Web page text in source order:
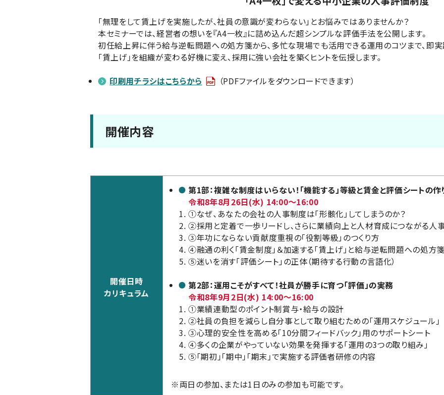
「無理をして賃上げを実施したが、社員の意識が変わらない」とお悩みではありませんか？
本セミナーでは、経営者の想いを『A4一枚』に詰め込んだ超シンプルな評価手法を公開します。
初任給上昇に伴う給与逆転問題への処方箋から、多忙な現場でも活用できる運用のコツまで、即実
「賃上げ」を組織が変わる好機に変え、採用に強い会社を築くヒントを伝授します。
印刷用チラシはこちらから
（PDFファイルをダウンロードできます）
開催内容
開催日時
カリキュラム
第1部：複雑な制度はいらない！「機能する」等級と賃金と評価シートの作
令和8年8月26日(水) 14:00～16:00
①なぜ、あなたの会社の人事制度は「形骸化」してしまうのか？
②採用と定着で一歩リードし、さらに業績向上と人材育成につながる人
③年功にならない貢献度重視の「役割等級」のつくり方
④融通の利く「賃金制度」＆加速する「賃上げ」と給与逆転問題への処方箋
⑤迷いを消す「評価シート」の正体（期待する行動の言語化）
第2部：運用こそがすべて！社員が勝手に育つ「評価」の実務
令和8年9月2日(水) 14:00～16:00
①業績連動型のポイント制賞与・給与の設計
②社員の負担を減らし自分事として取り組むための「運用スケジュール」
③心理的安全性を高める「10分間フィードバック」用のサポートシート
④多くの企業がやっていない効果を発揮する「運用の3つの取り組み」
⑤「期初」「期中」「期末」で実施する評価者研修の内容
※両日の参加、または1日のみの参加も可能です。